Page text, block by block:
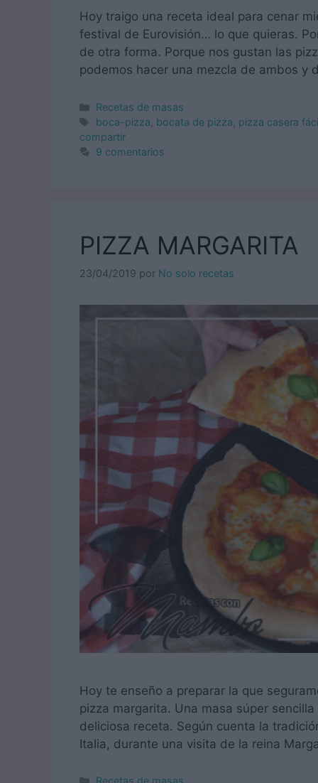
Hoy traigo una receta ideal para cenar
festival de Eurovisión… lo que quieras.
de otra forma. Porque nos gustan las
podemos hacer una mezcla de ambos y
Categorías
Recetas de masas
Etiquetas
boca-pizza bocata de pizza pizza casera
compartir
9 comentarios
PIZZA MARGARITA
23/04/2019 por No solo recetas
Hoy te enseño a preparar la que
pizza margarita. Una masa súper
deliciosa receta. Según cuenta la
Italia, durante una visita de la reina
Categorías